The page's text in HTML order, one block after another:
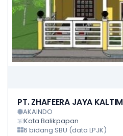
PT. ZHAFEERA JAYA KALTIM
AKAINDO
Kota Balikpapan
6 bidang SBU (data LPJK)